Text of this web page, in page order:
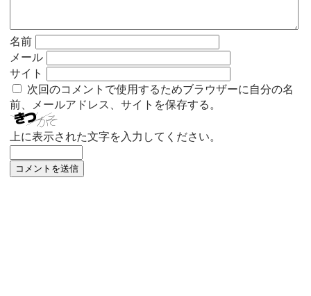
名前
メール
サイト
次回のコメントで使用するためブラウザーに自分の名
前、メールアドレス、サイトを保存する。
上に表示された文字を入力してください。